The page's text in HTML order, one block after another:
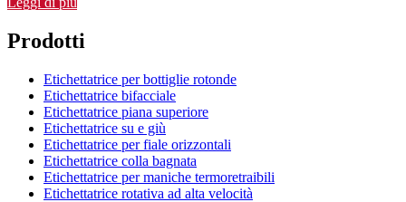
Prodotti
Etichettatrice per bottiglie rotonde
Etichettatrice bifacciale
Etichettatrice piana superiore
Etichettatrice su e giù
Etichettatrice per fiale orizzontali
Etichettatrice colla bagnata
Etichettatrice per maniche termoretraibili
Etichettatrice rotativa ad alta velocità